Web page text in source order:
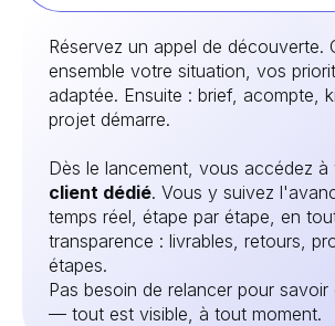
Réservez un appel de découverte.
ensemble votre situation, vos
adaptée. Ensuite : brief, acompte,
projet démarre.
Dès le lancement, vous accédez à
client dédié. Vous y suivez
temps réel, étape par étape, en
transparence : livrables, retours,
étapes.
Pas besoin de relancer pour
— tout est visible, à tout moment.